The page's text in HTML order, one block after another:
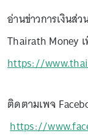
อ่านข่าวการเงินส่
Thairath Money
https://
ติดตามเพจ
https://